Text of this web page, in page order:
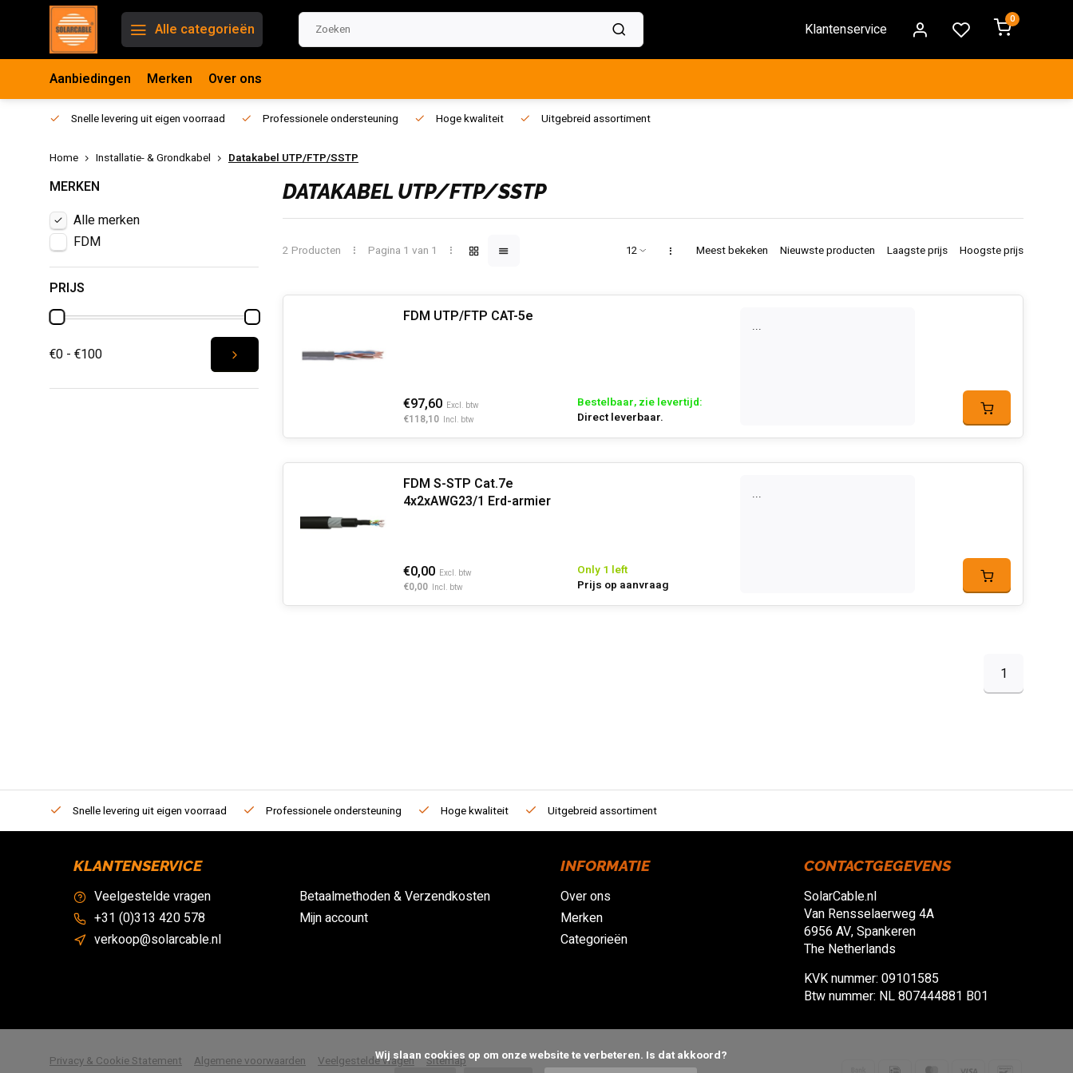
Alle categorieën Klantenservice
0
Aanbiedingen Merken Over ons
Snelle levering uit eigen voorraad Professionele ondersteuning Hoge kwaliteit Uitgebreid assortiment
Home Installatie- & Grondkabel Datakabel UTP/FTP/SSTP
MERKEN
Alle merken
FDM
PRIJS
€0 - €100
DATAKABEL UTP/FTP/SSTP
2 Producten Pagina 1 van 1 Meest bekeken Nieuwste producten Laagste prijs Hoogste prijs
FDM UTP/FTP CAT-5e
€97,60 Excl. btw
€118,10 Incl. btw
Bestelbaar, zie levertijd:
Direct leverbaar.
...
FDM S-STP Cat.7e
4x2xAWG23/1 Erd-armier
€0,00 Excl. btw
€0,00 Incl. btw
Only 1 left
Prijs op aanvraag
...
1
Snelle levering uit eigen voorraad Professionele ondersteuning Hoge kwaliteit Uitgebreid assortiment
KLANTENSERVICE
Veelgestelde vragen
+31 (0)313 420 578
verkoop@solarcable.nl
Betaalmethoden & Verzendkosten
Mijn account
INFORMATIE
Over ons
Merken
Categorieën
CONTACTGEGEVENS
SolarCable.nl
Van Rensselaerweg 4A
6956 AV, Spankeren
The Netherlands
KVK nummer: 09101585
Btw nummer: NL 807444881 B01
Privacy & Cookie Statement Algemene voorwaarden Veelgestelde vragen
Sitemap
            Wij slaan cookies op om onze website te verbeteren. Is dat akkoord?